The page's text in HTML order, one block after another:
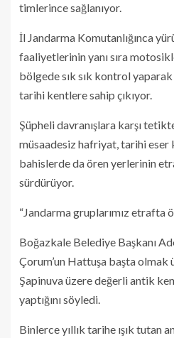
timlerince sağlanıyor.
İl Jandarma Komutanlığınca
faaliyetlerinin yanı sıra
bölgede sık sık kontrol
tarihi kentlere sahip çıkıyor.
Şüpheli davranışlara karşı
müsaadesiz hafriyat, tarihi eser
bahislerde da ören yerlerinin
sürdürüyor.
“Jandarma gruplarımız etrafta
Boğazkale Belediye Başkanı
Çorum’un Hattuşa başta olmak
Şapinuva üzere değerli antik
yaptığını söyledi.
Binlerce yıllık tarihe ışık tutan